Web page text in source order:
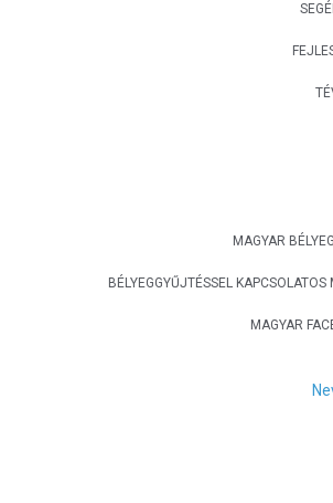
MAGYAR
BÉLYEGGYŰJTÉSSEL
MAGYAR